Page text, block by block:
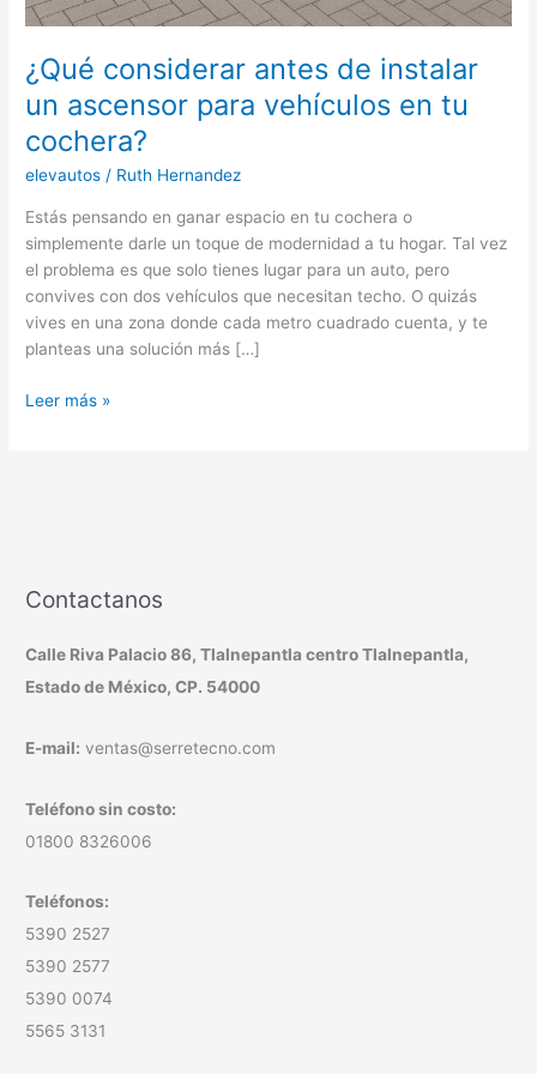
¿Qué considerar antes de instalar
un ascensor para vehículos en tu
cochera?
elevautos / Ruth Hernandez
Estás pensando en ganar espacio en tu cochera o
simplemente darle un toque de modernidad a tu hogar. Tal vez
el problema es que solo tienes lugar para un auto, pero
convives con dos vehículos que necesitan techo. O quizás
vives en una zona donde cada metro cuadrado cuenta, y te
planteas una solución más […]
Leer más »
Contactanos
Calle Riva Palacio 86, Tlalnepantla centro Tlalnepantla,
Estado de México, CP. 54000
E-mail: ventas@serretecno.com
Teléfono sin costo:
01800 8326006
Teléfonos:
5390 2527
5390 2577
5390 0074
5565 3131